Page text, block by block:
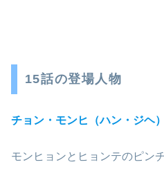
15話の登場人物
チョン・モンヒ（ハン・ジヘ）
モンヒョンとヒョンテのピン